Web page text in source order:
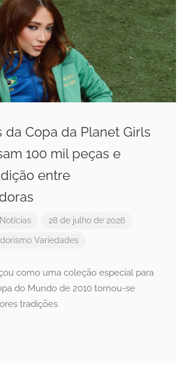
da Copa da Planet Girls
100 mil peças e
entre
28 de julho de 2026
Variedades
como uma coleção especial para
do Mundo de 2010 tornou-se
tradições